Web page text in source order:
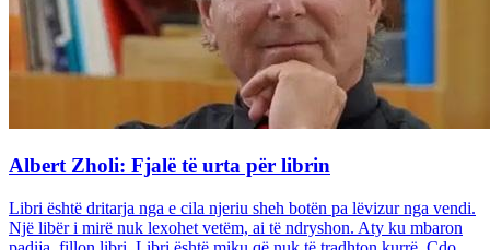
Albert Zholi: Fjalë të urta për librin
Libri është dritarja nga e cila njeriu sheh botën pa lëvizur nga vendi.
Një libër i mirë nuk lexohet vetëm, ai të ndryshon. Aty ku mbaron